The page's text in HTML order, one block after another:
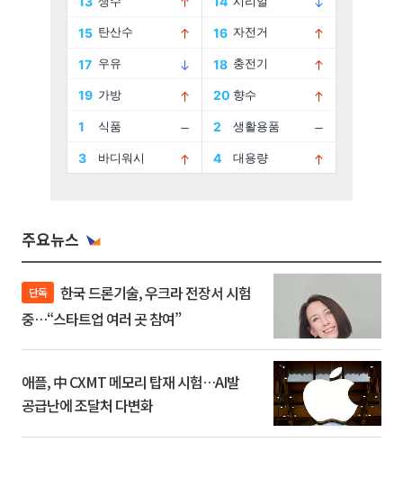
주요뉴스
단독
중…“스타트업 여러 곳 참여”
애플, 中 CXMT 메모리 탑재 시험…AI발
공급난에 조달처 다변화